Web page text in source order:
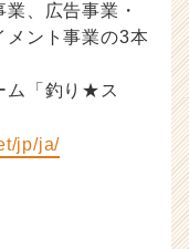
、広告事業・
メント事業の3本
ム「釣り★ス
jp/ja/